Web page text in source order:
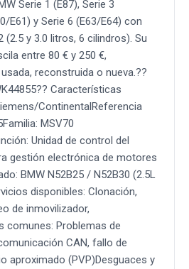
Serie 1 (E87), Serie 3
E61) y Serie 6 (E63/E64) con
y 3.0 litros, 6 cilindros). Su
entre 80 € y 250 €,
reconstruida o nueva.??
Características
ContinentalReferencia
MSV70
Unidad de control del
gestión electrónica de motores
BMW N52B25 / N52B30 (2.5L
disponibles: Clonación,
de inmovilizador,
comunes: Problemas de
CAN, fallo de
aproximado (PVP)Desguaces y